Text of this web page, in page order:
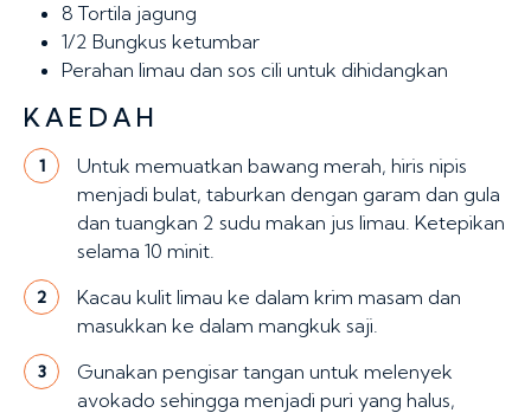
8Tortila jagung
1/2 Bungkus ketumbar
Perahan limau dan sos cili untuk dihidangkan
KAEDAH
1
Untuk memuatkan bawang merah, hiris nipis
menjadi bulat, taburkan dengan garam dan gula
dan tuangkan 2 sudu makan jus limau. Ketepikan
selama 10 minit.
2
Kacau kulit limau ke dalam krim masam dan
masukkan ke dalam mangkuk saji.
3
Gunakan pengisar tangan untuk melenyek
avokado sehingga menjadi puri yang halus,